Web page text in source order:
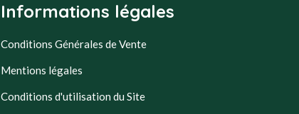
Informations légales
Conditions Générales de Vente
Mentions légales
Conditions d'utilisation du Site